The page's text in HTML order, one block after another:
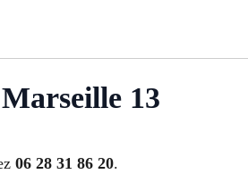
13
06 28 31 86 20.